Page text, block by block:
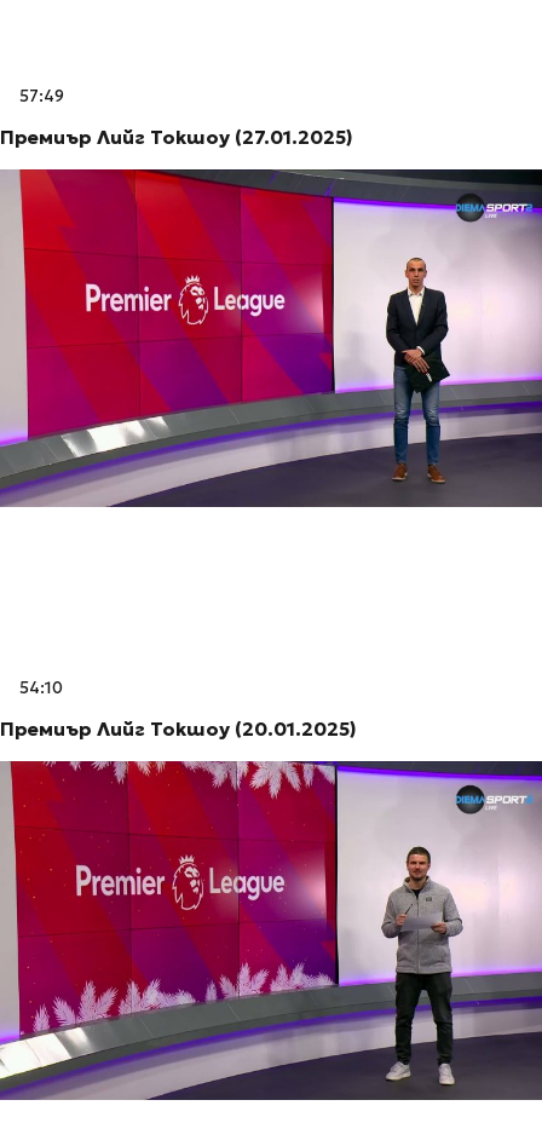
57:49
Премиър Лийг Токшоу (27.01.2025)
54:10
Премиър Лийг Токшоу (20.01.2025)